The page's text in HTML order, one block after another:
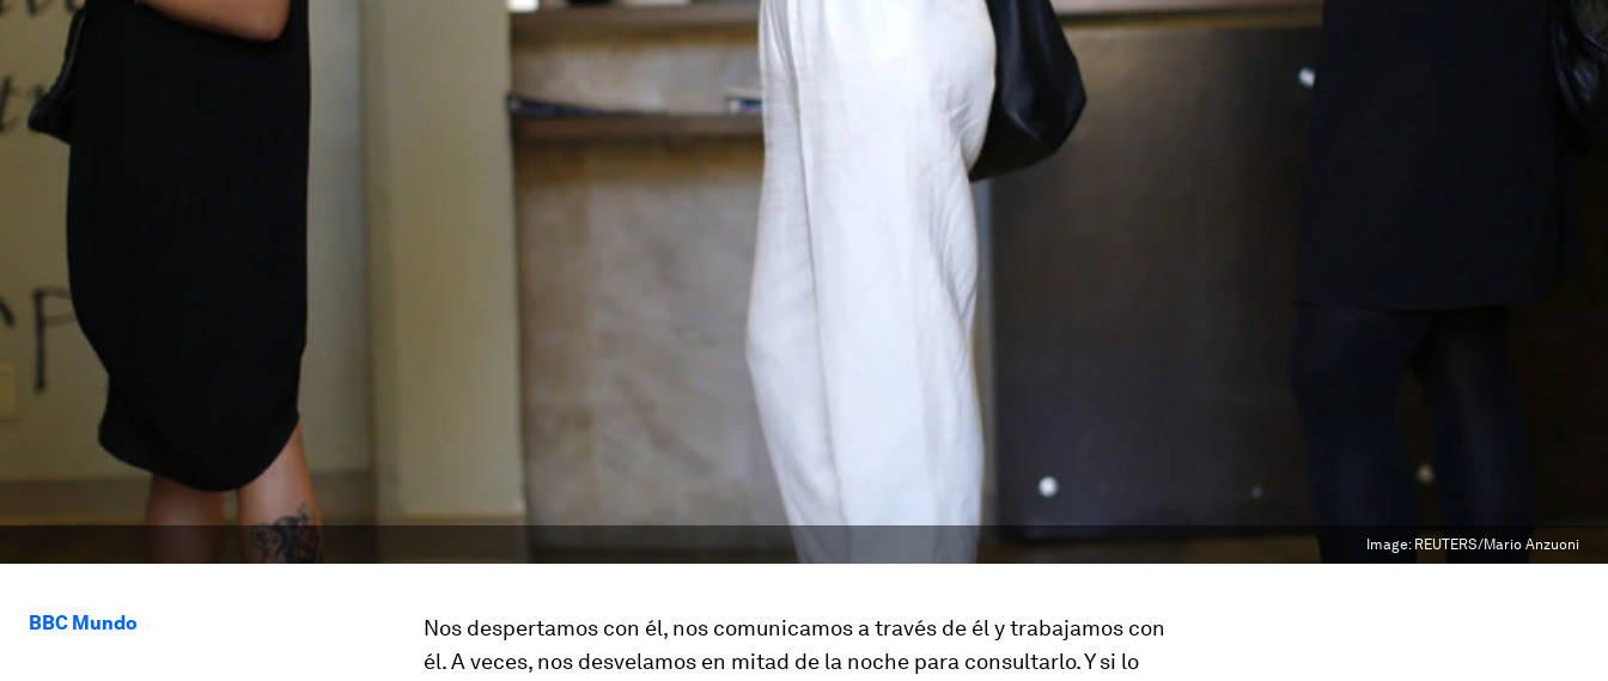
Image: REUTERS/Mario Anzuoni
BBC Mundo
Nos despertamos con él, nos comunicamos a través de él y trabajamos con
él. A veces, nos desvelamos en mitad de la noche para consultarlo. Y si lo